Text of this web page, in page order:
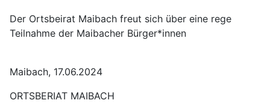
Der Ortsbeirat Maibach freut sich über eine rege
Teilnahme der Maibacher Bürger*innen
Maibach, 17.06.2024
ORTSBERIAT MAIBACH